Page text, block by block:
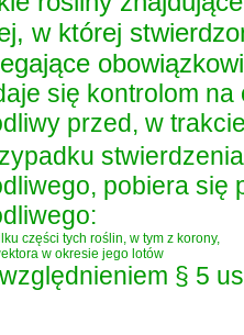
w której
się kontrolom
przed, w
pobiera się
części tych roślin, w tym z korony,
w okresie jego lotów
§ 5